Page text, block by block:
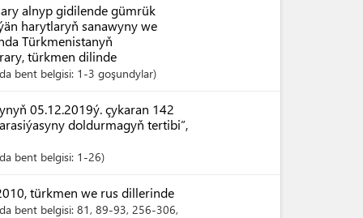
alnyp gidilende gümrük
harytlaryň sanawyny we
Türkmenistanyň
türkmen dilinde
bent belgisi: 1-3 goşundylar
05.12.2019ý. çykaran 142
doldurmagyň tertibi”,
bent belgisi: 1-26
türkmen we rus dillerinde
bent belgisi: 81 , 89-93, 256-306,